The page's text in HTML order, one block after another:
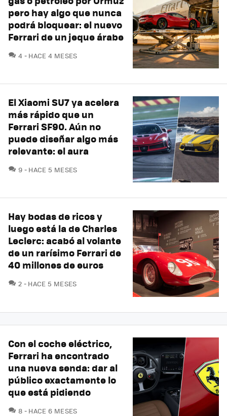
pero hay algo que nunca
podrá bloquear: el nuevo
Ferrari de un jeque árabe
4 COMENTARIOS
HACE 4 MESES
El Xiaomi SU7 ya acelera
más rápido que un
Ferrari SF90. Aún no
puede diseñar algo más
relevante: el aura
9 COMENTARIOS
HACE 5 MESES
Hay bodas de ricos y
luego está la de Charles
Leclerc: acabó al volante
de un rarísimo Ferrari de
40 millones de euros
2 COMENTARIOS
HACE 5 MESES
Con el coche eléctrico,
Ferrari ha encontrado
una nueva senda: dar al
público exactamente lo
que está pidiendo
8 COMENTARIOS
HACE 6 MESES